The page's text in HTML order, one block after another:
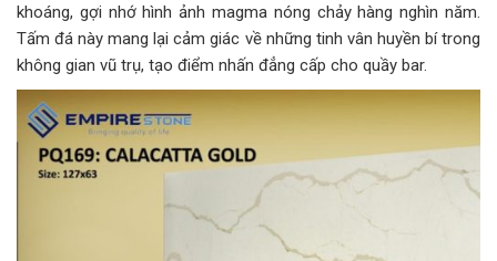
khoáng, gợi nhớ hình ảnh magma nóng chảy hàng nghìn năm.
Tấm đá này mang lại cảm giác về những tinh vân huyền bí trong
không gian vũ trụ, tạo điểm nhấn đẳng cấp cho quầy bar.